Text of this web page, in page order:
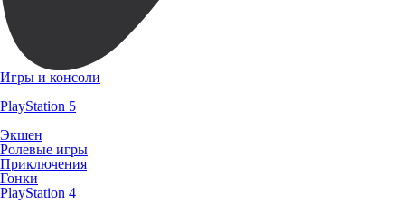
Игры и консоли
PlayStation 5
Экшен
Ролевые игры
Приключения
Гонки
PlayStation 4